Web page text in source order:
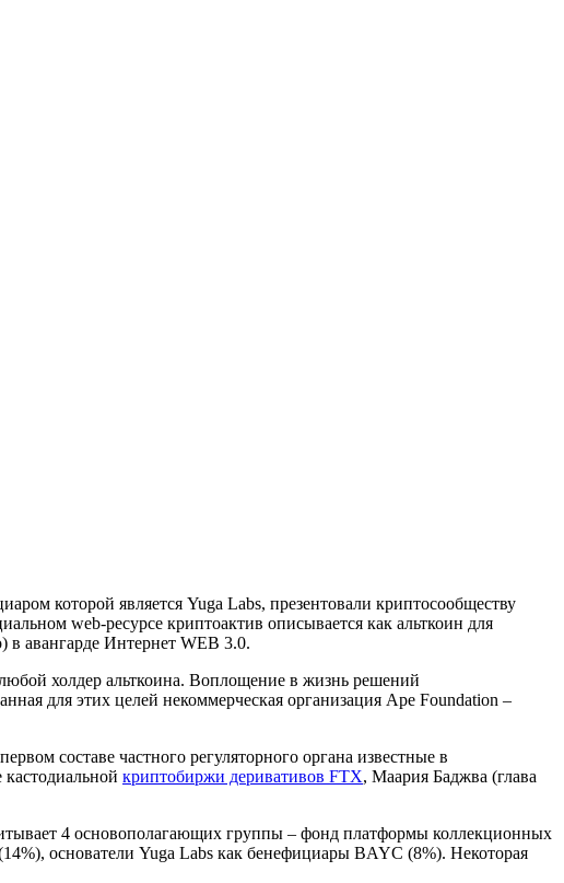
которой является Yuga Labs, презентовали криптосообществу
web-ресурсе криптоактив описывается как альткоин для
в авангарде Интернет WEB 3.0.
холдер альткоина. Воплощение в жизнь решений
для этих целей некоммерческая организация Ape Foundation –
составе частного регуляторного органа известные в
криптобиржи деривативов FTX, Маария Баджва (глава
4 основополагающих группы – фонд платформы коллекционных
основатели Yuga Labs как бенефициары BAYC (8%). Некоторая